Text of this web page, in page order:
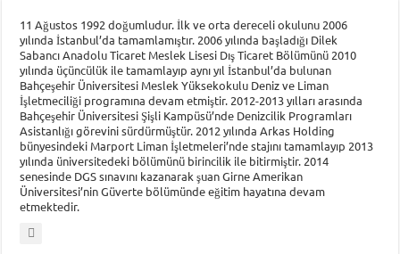
11 Ağustos 1992 doğumludur. İlk ve orta dereceli okulunu 2006
yılında İstanbul’da tamamlamıştır. 2006 yılında başladığı Dilek
Sabancı Anadolu Ticaret Meslek Lisesi Dış Ticaret Bölümünü 2010
yılında üçüncülük ile tamamlayıp aynı yıl İstanbul’da bulunan
Bahçeşehir Üniversitesi Meslek Yüksekokulu Deniz ve Liman
İşletmeciliği programına devam etmiştir. 2012-2013 yılları arasında
Bahçeşehir Üniversitesi Şişli Kampüsü’nde Denizcilik Programları
Asistanlığı görevini sürdürmüştür. 2012 yılında Arkas Holding
bünyesindeki Marport Liman İşletmeleri’nde stajını tamamlayıp 2013
yılında üniversitedeki bölümünü birincilik ile bitirmiştir. 2014
senesinde DGS sınavını kazanarak şuan Girne Amerikan
Üniversitesi’nin Güverte bölümünde eğitim hayatına devam
etmektedir.